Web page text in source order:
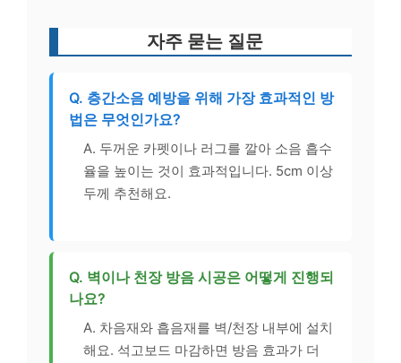
자주 묻는 질문
Q. 층간소음 예방을 위해 가장 효과적인 방
법은 무엇인가요?
A. 두꺼운 카펫이나 러그를 깔아 소음 흡수
율을 높이는 것이 효과적입니다. 5cm 이상
두께 추천해요.
Q. 벽이나 천장 방음 시공은 어떻게 진행되
나요?
A. 차음재와 흡음재를 벽/천장 내부에 설치
해요. 석고보드 마감하면 방음 효과가 더